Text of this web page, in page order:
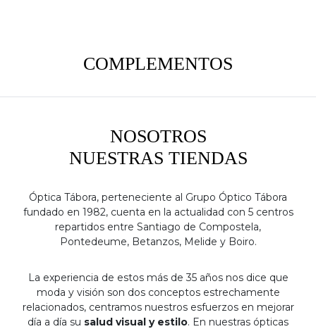
COMPLEMENTOS
NOSOTROS
NUESTRAS TIENDAS
Óptica Tábora, perteneciente al Grupo Óptico Tábora
fundado en 1982, cuenta en la actualidad con 5 centros
repartidos entre Santiago de Compostela,
Pontedeume, Betanzos, Melide y Boiro.
La experiencia de estos más de 35 años nos dice que
moda y visión son dos conceptos estrechamente
relacionados, centramos nuestros esfuerzos en mejorar
día a día su salud visual y estilo. En nuestras ópticas